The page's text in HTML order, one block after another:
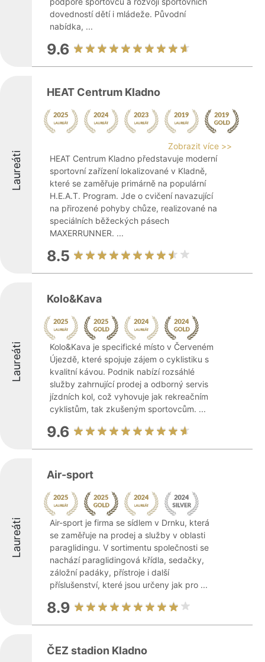
dovedností dětí i mládeže. Původní
nabídka, ...
9.6
Laureáti
HEAT Centrum Kladno
Zobrazit více >>
HEAT Centrum Kladno představuje moderní
sportovní zařízení lokalizované v Kladně,
které se zaměřuje primárně na populární
H.E.A.T. Program. Jde o cvičení navazující
na přirozené pohyby chůze, realizované na
speciálních běžeckých pásech
MAXERRUNNER. ...
8.5
Laureáti
Kolo&Kava
Kolo&Kava je specifické místo v Červeném
Újezdě, které spojuje zájem o cyklistiku s
kvalitní kávou. Podnik nabízí rozsáhlé
služby zahrnující prodej a odborný servis
jízdních kol, což vyhovuje jak rekreačním
cyklistům, tak zkušeným sportovcům. ...
9.6
Laureáti
Air-sport
Air-sport je firma se sídlem v Drnku, která
se zaměřuje na prodej a služby v oblasti
paraglidingu. V sortimentu společnosti se
nachází paraglidingová křídla, sedačky,
záložní padáky, přístroje i další
příslušenství, které jsou určeny jak pro ...
8.9
ČEZ stadion Kladno